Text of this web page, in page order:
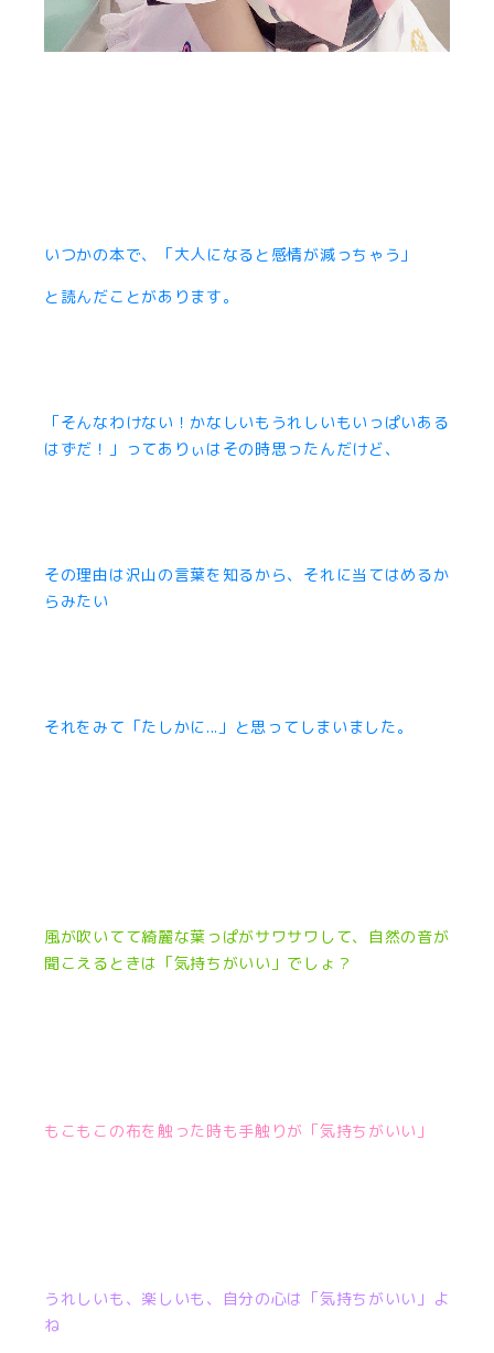
いつかの本で、「大人になると感情が減っちゃう」
と読んだことがあります。
「そんなわけない！かなしいもうれしいもいっぱいある
はずだ！」ってありぃはその時思ったんだけど、
その理由は沢山の言葉を知るから、それに当てはめるか
らみたい
それをみて「たしかに...」と思ってしまいました。
風が吹いてて綺麗な葉っぱがサワサワして、自然の音が
聞こえるときは「気持ちがいい」でしょ？
もこもこの布を触った時も手触りが「気持ちがいい」
うれしいも、楽しいも、自分の心は「気持ちがいい」よ
ね